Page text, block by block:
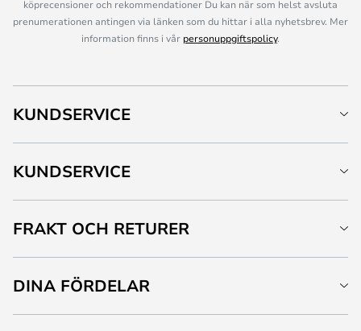
köprecensioner och rekommendationer Du kan när som helst avsluta
prenumerationen antingen via länken som du hittar i alla nyhetsbrev. Mer
information finns i vår personuppgiftspolicy.
KUNDSERVICE
KUNDSERVICE
FRAKT OCH RETURER
DINA FÖRDELAR